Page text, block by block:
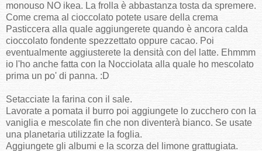
monouso NO ikea. La frolla è abbastanza tosta da spremere.
Come crema al cioccolato potete usare della crema
Pasticcera alla quale aggiungerete quando è ancora calda
cioccolato fondente spezzettato oppure cacao. Poi
eventualmente aggiusterete la densità con del latte. Ehmmm
io l'ho anche fatta con la Nocciolata alla quale ho mescolato
prima un po' di panna. :D
Setacciate la farina con il sale.
Lavorate a pomata il burro poi aggiungete lo zucchero con la
vaniglia e mescolate fin che non diventerà bianco. Se usate
una planetaria utilizzate la foglia.
Aggiungete gli albumi e la scorza del limone grattugiata.